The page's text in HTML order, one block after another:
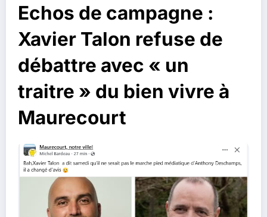
Echos de campagne :
Xavier Talon refuse de
débattre avec « un
traitre » du bien vivre à
Maurecourt